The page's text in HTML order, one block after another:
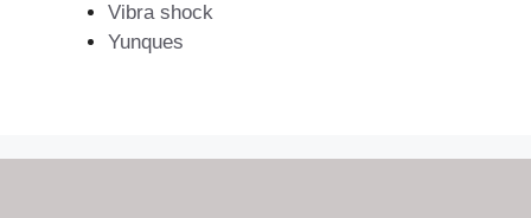
Vibra shock
Yunques